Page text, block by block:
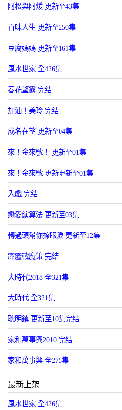
阿松與阿煖 更新至43集
百味人生 更新至250集
豆腐媽媽 更新至161集
風水世家 全426集
春花望露 完结
加油！美玲 完结
成名在望 更新至04集
來！金來號！ 更新至01集
來！金來號 更新更新至01集
入戯 完结
戀愛縯算法 更新至03集
轉過頭幫你擦眼淚 更新至12集
霹靂戰魔策 完结
大時代2018 全321集
大時代 全321集
聰明鎮 更新至10集完结
家和萬事興2010 完结
家和萬事興 全275集
最新上架
風水世家 全426集